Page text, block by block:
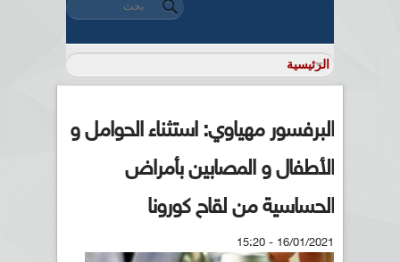
استمارة البحث
البرفسور مهياوي: استثناء الحوامل و
الأطفال و المصابين بأمراض
الحساسية من لقاح كورونا
16/01/2021 - 15:20